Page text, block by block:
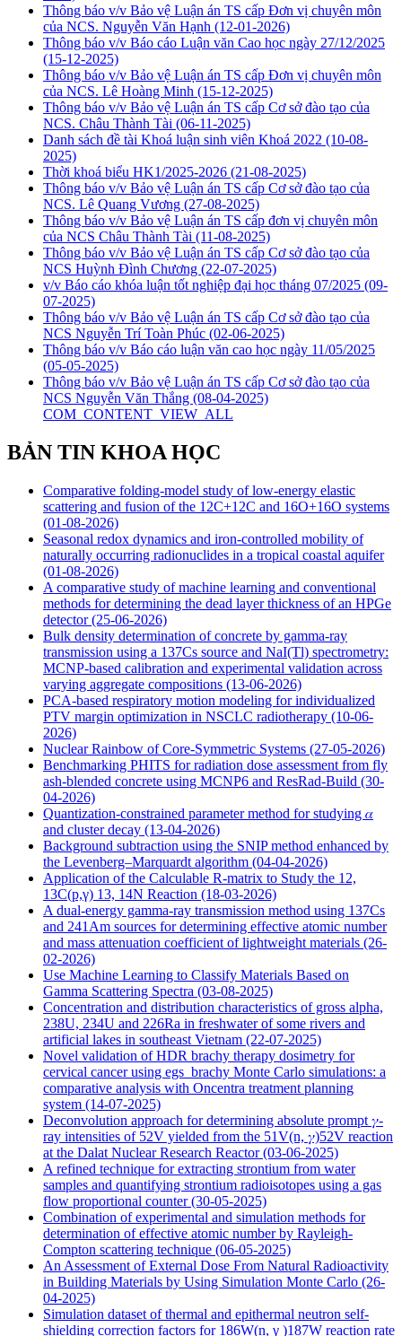
Thông báo v/v Bảo vệ Luận án TS cấp Đơn vị chuyên môn
của NCS. Nguyễn Văn Hạnh (12-01-2026)
Thông báo v/v Báo cáo Luận văn Cao học ngày 27/12/2025
(15-12-2025)
Thông báo v/v Bảo vệ Luận án TS cấp Đơn vị chuyên môn
của NCS. Lê Hoàng Minh (15-12-2025)
Thông báo v/v Bảo vệ Luận án TS cấp Cơ sở đào tạo của
NCS. Châu Thành Tài (06-11-2025)
Danh sách đề tài Khoá luận sinh viên Khoá 2022 (10-08-
2025)
Thời khoá biểu HK1/2025-2026 (21-08-2025)
Thông báo v/v Bảo vệ Luận án TS cấp Cơ sở đào tạo của
NCS. Lê Quang Vương (27-08-2025)
Thông báo v/v Bảo vệ Luận án TS cấp đơn vị chuyên môn
của NCS Châu Thành Tài (11-08-2025)
Thông báo v/v Bảo vệ Luận án TS cấp Cơ sở đào tạo của
NCS Huỳnh Đình Chương (22-07-2025)
v/v Báo cáo khóa luận tốt nghiệp đại học tháng 07/2025 (09-
07-2025)
Thông báo v/v Bảo vệ Luận án TS cấp Cơ sở đào tạo của
NCS Nguyễn Trí Toàn Phúc (02-06-2025)
Thông báo v/v Báo cáo luận văn cao học ngày 11/05/2025
(05-05-2025)
Thông báo v/v Bảo vệ Luận án TS cấp Cơ sở đào tạo của
NCS Nguyễn Văn Thắng (08-04-2025)
COM_CONTENT_VIEW_ALL
BẢN TIN KHOA HỌC
Comparative folding-model study of low-energy elastic
scattering and fusion of the 12C+12C and 16O+16O systems
(01-08-2026)
Seasonal redox dynamics and iron‑controlled mobility of
naturally occurring radionuclides in a tropical coastal aquifer
(01-08-2026)
A comparative study of machine learning and conventional
methods for determining the dead layer thickness of an HPGe
detector(25-06-2026)
Bulk density determination of concrete by gamma-ray
transmission using a 137Cs source and NaI(Tl) spectrometry:
MCNP-based calibration and experimental validation across
varying aggregate compositions (13-06-2026)
PCA-based respiratory motion modeling for individualized
PTV margin optimization in NSCLC radiotherapy (10-06-
2026)
Nuclear Rainbow of Core-Symmetric Systems (27-05-2026)
Benchmarking PHITS for radiation dose assessment from fly
ash-blended concrete using MCNP6 and ResRad-Build (30-
04-2026)
Quantization-constrained parameter method for studying 𝛼
and cluster decay (13-04-2026)
Background subtraction using the SNIP method enhanced by
the Levenberg–Marquardt algorithm (04-04-2026)
Application of the Calculable R-matrix to Study the 12,
13C(p,γ) 13, 14N Reaction (18-03-2026)
A dual-energy gamma-ray transmission method using 137Cs
and 241Am sources for determining effective atomic number
and mass attenuation coefficient of lightweight materials (26-
02-2026)
Use Machine Learning to Classify Materials Based on
Gamma Scattering Spectra (03-08-2025)
Concentration and distribution characteristics of gross alpha,
238U, 234U and 226Ra in freshwater of some rivers and
artificial lakes in southeast Vietnam (22-07-2025)
Novel validation of HDR brachy therapy dosimetry for
cervical cancer using egs_brachy Monte Carlo simulations: a
comparative analysis with Oncentra treatment planning
system (14-07-2025)
Deconvolution approach for determining absolute prompt 𝛾-
ray intensities of 52V yielded from the 51V(n, 𝛾)52V reaction
at the Dalat Nuclear Research Reactor(03-06-2025)
A refined technique for extracting strontium from water
samples and quantifying strontium radioisotopes using a gas
flow proportional counter(30-05-2025)
Combination of experimental and simulation methods for
determination of effective atomic number by Rayleigh-
Compton scattering technique (06-05-2025)
An Assessment of External Dose From Natural Radioactivity
in Building Materials by Using Simulation Monte Carlo (26-
04-2025)
Simulation dataset of thermal and epithermal neutron self-
shielding correction factors for 186W(n, γ )187W reaction rate